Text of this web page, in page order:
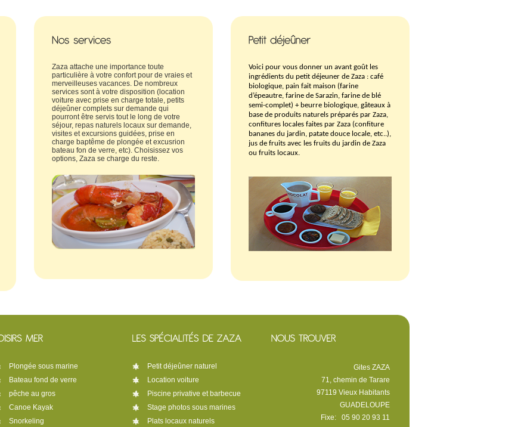
Zaza attache une importance toute
particulière à votre confort pour de vraies et
merveilleuses vacances. De nombreux
services sont à votre disposition (location
voiture avec prise en charge totale, petits
déjeûner complets sur demande qui
pourront être servis tout le long de votre
séjour, repas naturels locaux sur demande,
visites et excursions guidées, prise en
charge baptême de plongée et excusrion
bateau fon de verre, etc). Choisissez vos
options, Zaza se charge du reste.
Voici pour vous donner un avant goût les
ingrédients du petit déjeuner de Zaza : café
biologique, pain fait maison (farine
d’épeautre, farine de Sarazin, farine de blé
semi-complet) + beurre biologique, gâteaux à
base de produits naturels préparés par Zaza,
confitures locales faites par Zaza (confiture
bananes du jardin, patate douce locale, etc..),
jus de fruits avec les fruits du jardin de Zaza
ou fruits locaux.
Plongée sous marine
Bateau fond de verre
pêche au gros
Canoe Kayak
Snorkeling
Petit déjeûner naturel
Location voiture
Piscine privative et barbecue
Stage photos sous marines
Plats locaux naturels
Gites ZAZA
71, chemin de Tarare
97119 Vieux Habitants
GUADELOUPE
Fixe: 05 90 20 93 11